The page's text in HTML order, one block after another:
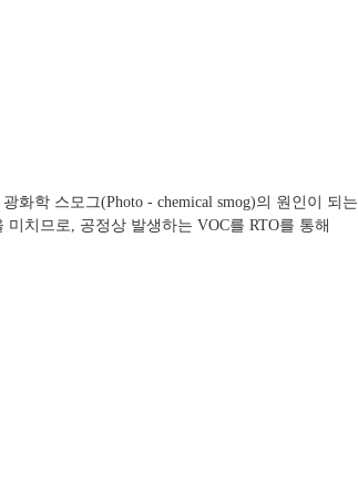
화학 스모그(Photo - chemical smog)의 원인이 되는
치므로, 공정상 발생하는 VOC를 RTO를 통해